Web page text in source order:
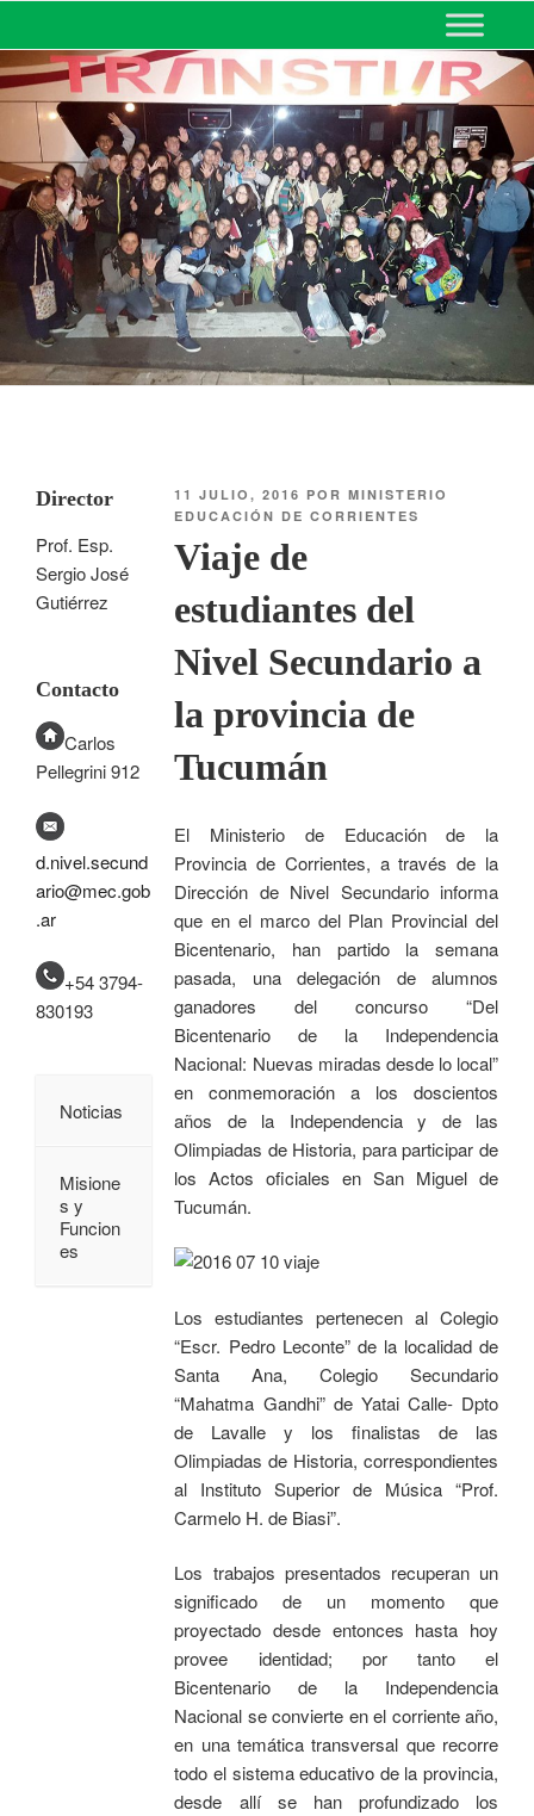
MINISTERIO DE EDUCACIÓN
DE CORRIENTES
11 JULIO, 2016 PORMINISTERIO
EDUCACIÓN DE CORRIENTES
Viaje de
estudiantes del
Nivel Secundario a
la provincia de
Tucumán
El Ministerio de Educación de la
Provincia de Corrientes, a través de la
Dirección de Nivel Secundario informa
que en el marco del Plan Provincial del
Bicentenario, han partido la semana
pasada, una delegación de alumnos
ganadores del concurso “Del
Bicentenario de la Independencia
Nacional: Nuevas miradas desde lo local”
en conmemoración a los doscientos
años de la Independencia y de las
Olimpiadas de Historia, para participar de
los Actos oficiales en San Miguel de
Tucumán.
Los estudiantes pertenecen al Colegio
“Escr. Pedro Leconte” de la localidad de
Santa Ana, Colegio Secundario
“Mahatma Gandhi” de Yatai Calle- Dpto
de Lavalle y los finalistas de las
Olimpiadas de Historia, correspondientes
al Instituto Superior de Música “Prof.
Carmelo H. de Biasi”.
Los trabajos presentados recuperan un
significado de un momento que
proyectado desde entonces hasta hoy
provee identidad; por tanto el
Bicentenario de la Independencia
Nacional se convierte en el corriente año,
en una temática transversal que recorre
todo el sistema educativo de la provincia,
desde allí se han profundizado los
Director
Prof. Esp.
Sergio José
Gutiérrez
Contacto
Carlos
Pellegrini 912
d.nivel.secund
ario@mec.gob
.ar
+54 3794-
830193
Noticias
Misione
s y
Funcion
es